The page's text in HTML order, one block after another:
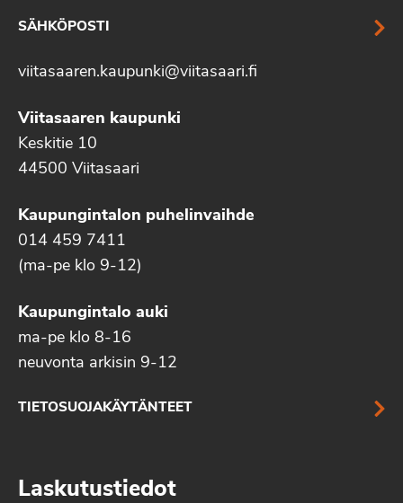
SÄHKÖPOSTI
viitasaaren.kaupunki@viitasaari.fi
Viitasaaren kaupunki
Keskitie 10
44500 Viitasaari
Kaupungintalon puhelinvaihde
014 459 7411
(ma-pe klo 9-12)
Kaupungintalo auki
ma-pe klo 8-16
neuvonta arkisin 9-12
TIETOSUOJAKÄYTÄNTEET
Laskutustiedot